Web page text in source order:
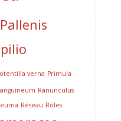
Pallenis
verna Primula
Ranunculus
Réseau Rôles